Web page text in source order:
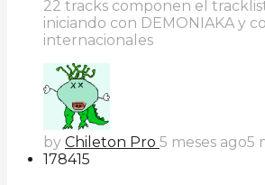
22 tracks componen el
iniciando con DEMONIAKA y
internacionales
by Chileton Pro 5 meses ago5
178415